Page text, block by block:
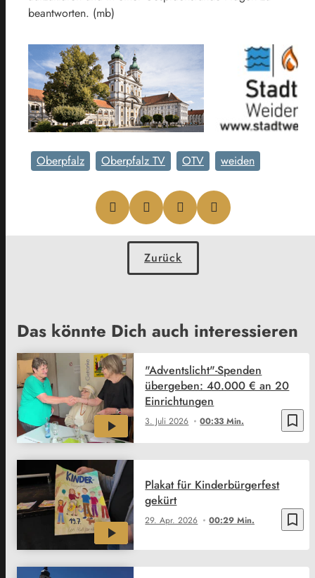
beantworten. (mb)
Oberpfalz Oberpfalz TV OTV weiden
Zurück
Das könnte Dich auch interessieren
bookmark_border
3. Juli 2026 00:33 Min.
"Adventslicht"-Spenden
übergeben: 40.000 € an 20
Einrichtungen
bookmark_border
29. Apr. 2026 00:29 Min.
Plakat für Kinderbürgerfest
gekürt